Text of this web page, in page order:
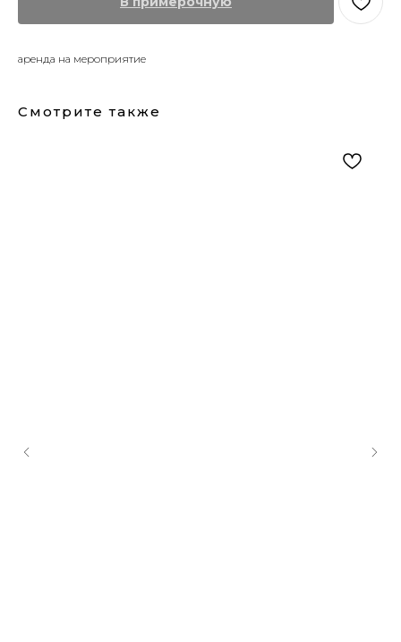
аренда на мероприятие
Смотрите также